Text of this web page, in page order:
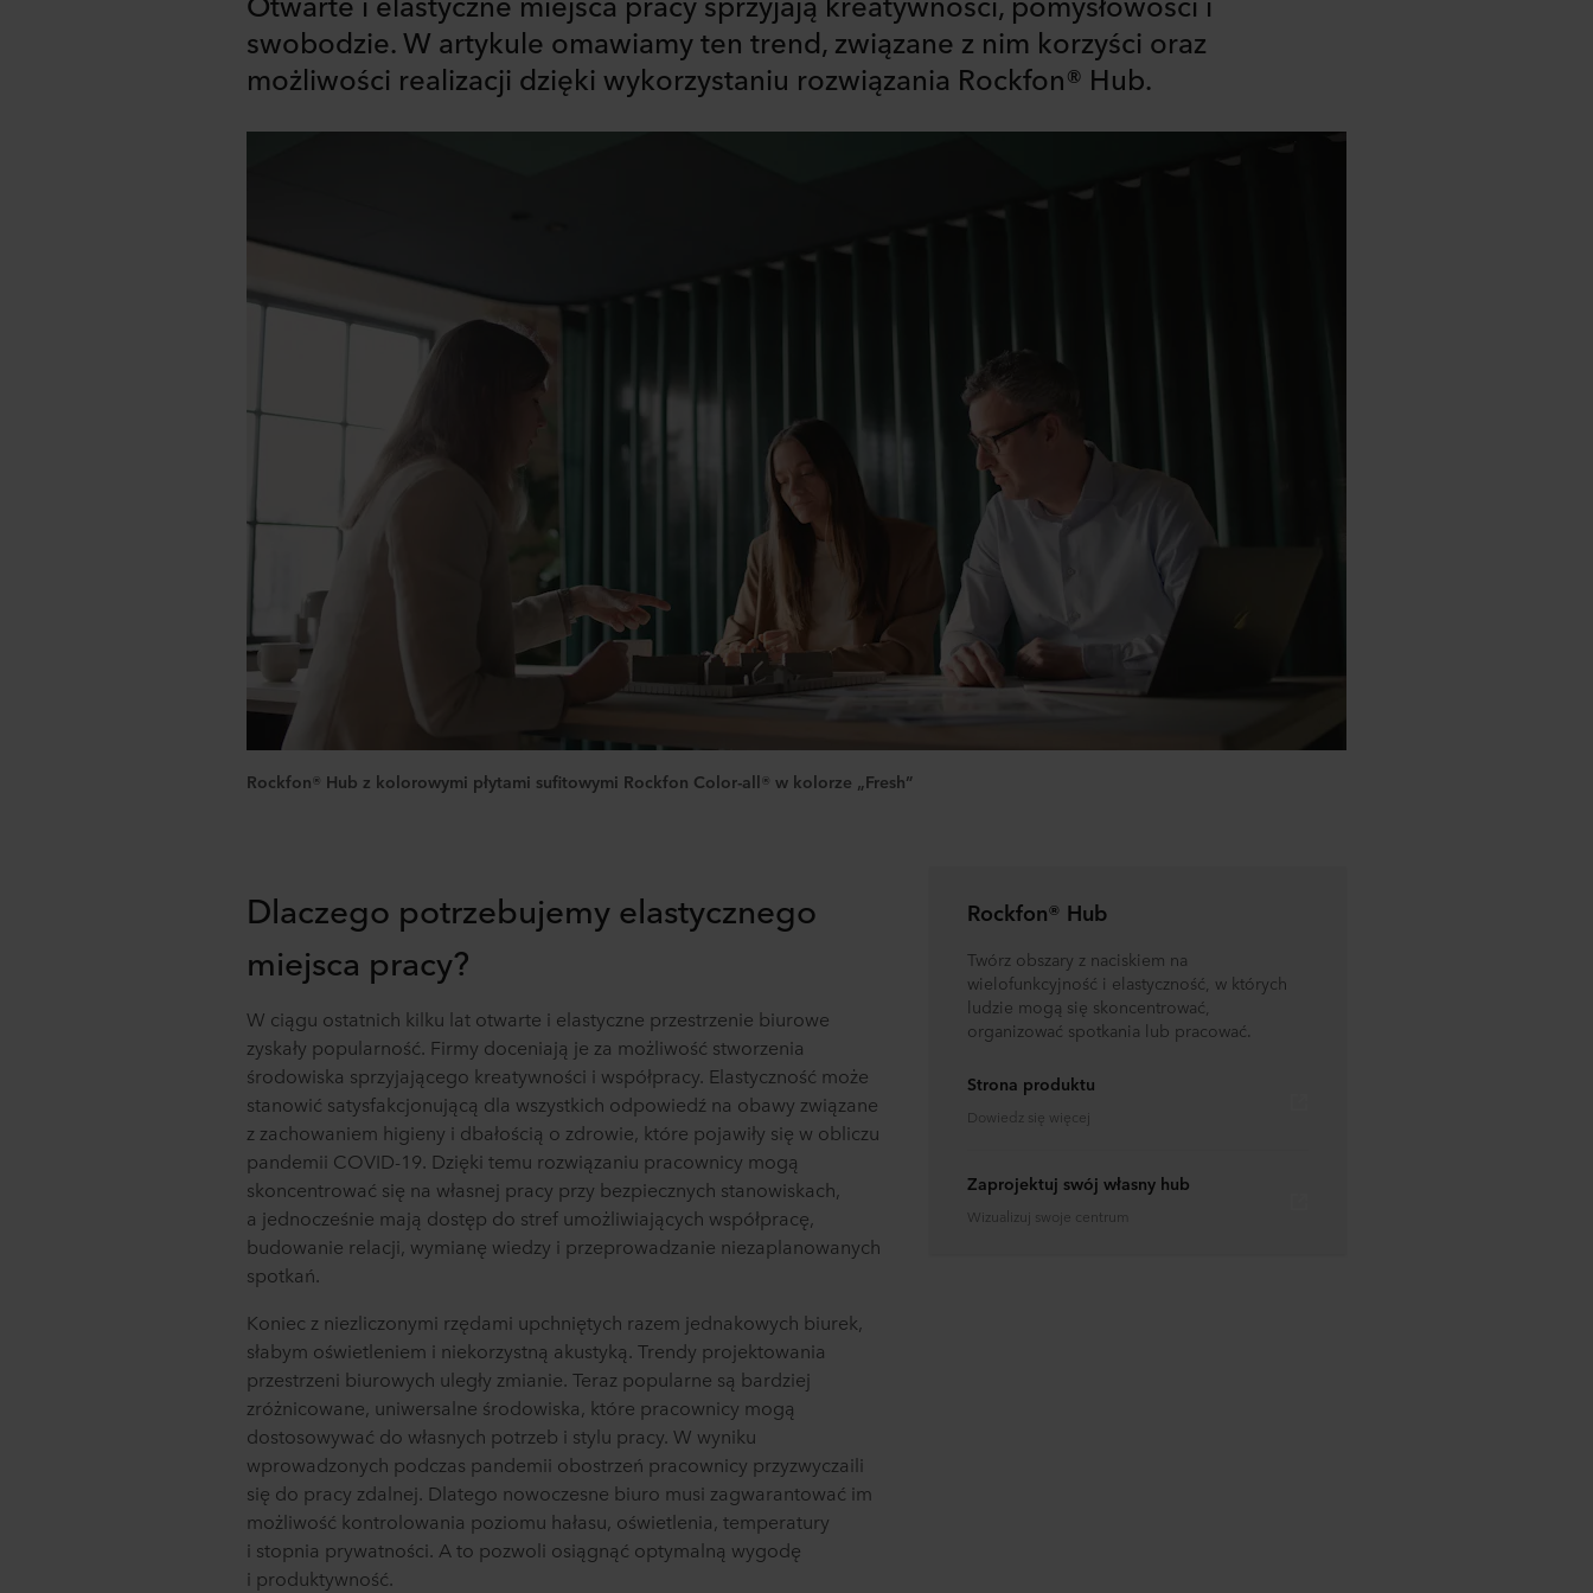
swobodzie. W artykule omawiamy ten trend, związane z nim korzyści oraz
możliwości realizacji dzięki wykorzystaniu rozwiązania Rockfon® Hub.
Rockfon® Hub z kolorowymi płytami sufitowymi Rockfon Color-all® w kolorze „Fresh”
Dlaczego potrzebujemy elastycznego
miejsca pracy?
W ciągu ostatnich kilku lat otwarte i elastyczne przestrzenie biurowe
zyskały popularność. Firmy doceniają je za możliwość stworzenia
środowiska sprzyjającego kreatywności i współpracy. Elastyczność może
stanowić satysfakcjonującą dla wszystkich odpowiedź na obawy związane
z zachowaniem higieny i dbałością o zdrowie, które pojawiły się w obliczu
pandemii COVID-19. Dzięki temu rozwiązaniu pracownicy mogą
skoncentrować się na własnej pracy przy bezpiecznych stanowiskach,
a jednocześnie mają dostęp do stref umożliwiających współpracę,
budowanie relacji, wymianę wiedzy i przeprowadzanie niezaplanowanych
spotkań.
Koniec z niezliczonymi rzędami upchniętych razem jednakowych biurek,
słabym oświetleniem i niekorzystną akustyką. Trendy projektowania
przestrzeni biurowych uległy zmianie. Teraz popularne są bardziej
zróżnicowane, uniwersalne środowiska, które pracownicy mogą
dostosowywać do własnych potrzeb i stylu pracy. W wyniku
wprowadzonych podczas pandemii obostrzeń pracownicy przyzwyczaili
się do pracy zdalnej. Dlatego nowoczesne biuro musi zagwarantować im
możliwość kontrolowania poziomu hałasu, oświetlenia, temperatury
i stopnia prywatności. A to pozwoli osiągnąć optymalną wygodę
i produktywność.
Rockfon® Hub
Twórz obszary z naciskiem na
wielofunkcyjność i elastyczność, w których
ludzie mogą się skoncentrować,
organizować spotkania lub pracować.
Strona produktu
Dowiedz się więcej
Zaprojektuj swój własny hub
Wizualizuj swoje centrum